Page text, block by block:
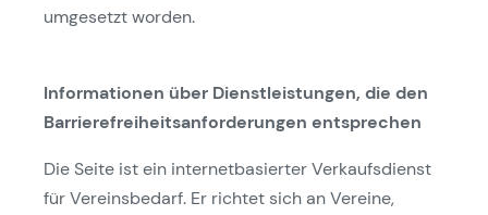
umgesetzt worden.
Informationen über Dienstleistungen, die den
Barrierefreiheitsanforderungen entsprechen
Die Seite ist ein internetbasierter Verkaufsdienst
für Vereinsbedarf. Er richtet sich an Vereine,